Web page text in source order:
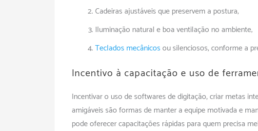
Cadeiras ajustáveis que preservem a postura;
Iluminação natural e boa ventilação no ambiente;
Teclados mecânicosou silenciosos, conforme a
Incentivo à capacitação e uso de
Incentivar o uso de softwares de digitação, criar metas
amigáveis são formas de manter a equipe motivada e
pode oferecer capacitações rápidas para quem precisa